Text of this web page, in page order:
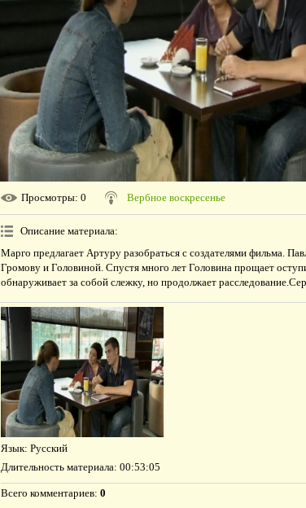
Просмотры: 0 Вербное воскресенье
Описание материала:
Марго предлагает Артуру разобраться с создателями фильма.
Громову и Головиной. Спустя много лет Головина прощает
обнаруживает за собой слежку, но продолжает
Язык: Русский
Длительность материала: 00:53:05
Всего комментариев: 0